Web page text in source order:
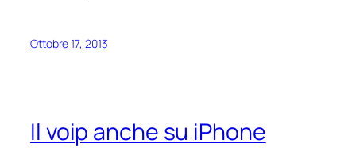
Ottobre 17, 2013
Il voip anche su iPhone